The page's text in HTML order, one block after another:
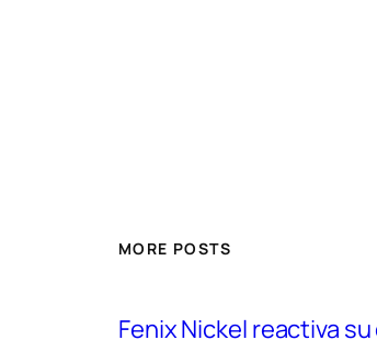
MORE POSTS
Fenix Nickel reactiva